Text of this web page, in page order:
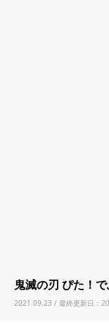
鬼滅の刃 ぴた！
2021.09.23 / 最終更新日：